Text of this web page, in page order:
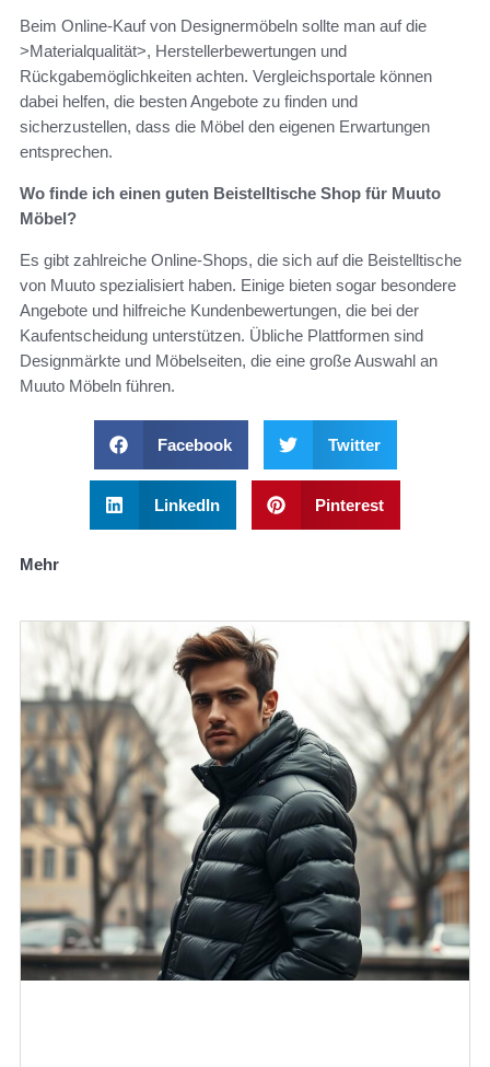
Beim Online-Kauf von Designermöbeln sollte man auf die
>Materialqualität>, Herstellerbewertungen und
Rückgabemöglichkeiten achten. Vergleichsportale können
dabei helfen, die besten Angebote zu finden und
sicherzustellen, dass die Möbel den eigenen Erwartungen
entsprechen.
Wo finde ich einen guten Beistelltische Shop für Muuto
Möbel?
Es gibt zahlreiche Online-Shops, die sich auf die Beistelltische
von Muuto spezialisiert haben. Einige bieten sogar besondere
Angebote und hilfreiche Kundenbewertungen, die bei der
Kaufentscheidung unterstützen. Übliche Plattformen sind
Designmärkte und Möbelseiten, die eine große Auswahl an
Muuto Möbeln führen.
Facebook Twitter
LinkedIn Pinterest
Mehr